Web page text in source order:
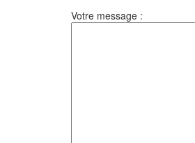
Votre message :